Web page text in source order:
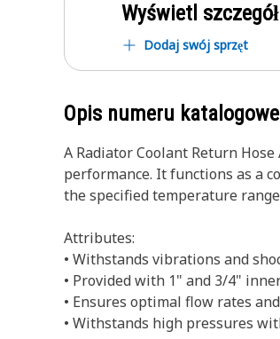
Wyświetl
Dodaj swój sprzęt
Opis numeru
A Radiator Coolant Return
performance. It functions as a
the specified temperature
Attributes:
• Withstands vibrations and
• Provided with 1" and 3/4"
• Ensures optimal flow rates
• Withstands high pressures